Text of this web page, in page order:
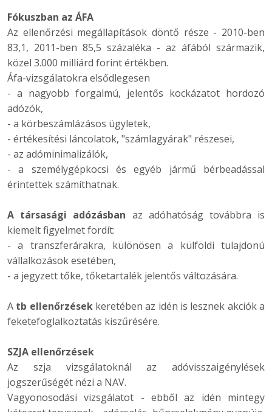
Fókuszban az ÁFA
Az ellenőrzési megállapítások döntő része - 2010-ben
83,1, 2011-ben 85,5 százaléka - az áfából származik,
közel 3.000 milliárd forint értékben.
Áfa-vizsgálatokra elsődlegesen
- a nagyobb forgalmú, jelentős kockázatot hordozó
adózók,
- a körbeszámlázásos ügyletek,
- értékesítési láncolatok, "számlagyárak" részesei,
- az adóminimalizálók,
- a személygépkocsi és egyéb jármű bérbeadással
érintettek számíthatnak.
A társasági adózásban az adóhatóság továbbra is
kiemelt figyelmet fordít:
- a transzferárakra, különösen a külföldi tulajdonú
vállalkozások esetében,
- a jegyzett tőke, tőketartalék jelentős változására.
A tb ellenőrzésekkeretében az idén is lesznek akciók a
feketefoglalkoztatás kiszűrésére.
SZJA ellenőrzések
Az szja vizsgálatoknál az adóvisszaigénylések
jogszerűségét nézi a NAV.
Vagyonosodási vizsgálatot - ebből az idén mintegy